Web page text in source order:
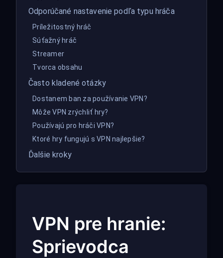
Odporúčané nastavenie podľa typu hráča
Príležitostný hráč
Súťažný hráč
Streamer
Tvorca obsahu
Často kladené otázky
Dostanem ban za používanie VPN?
Môže VPN zrýchliť hry?
Používajú pro hráči VPN?
Ktoré hry fungujú s VPN najlepšie?
Ďalšie kroky
VPN pre hranie:
Sprievodca